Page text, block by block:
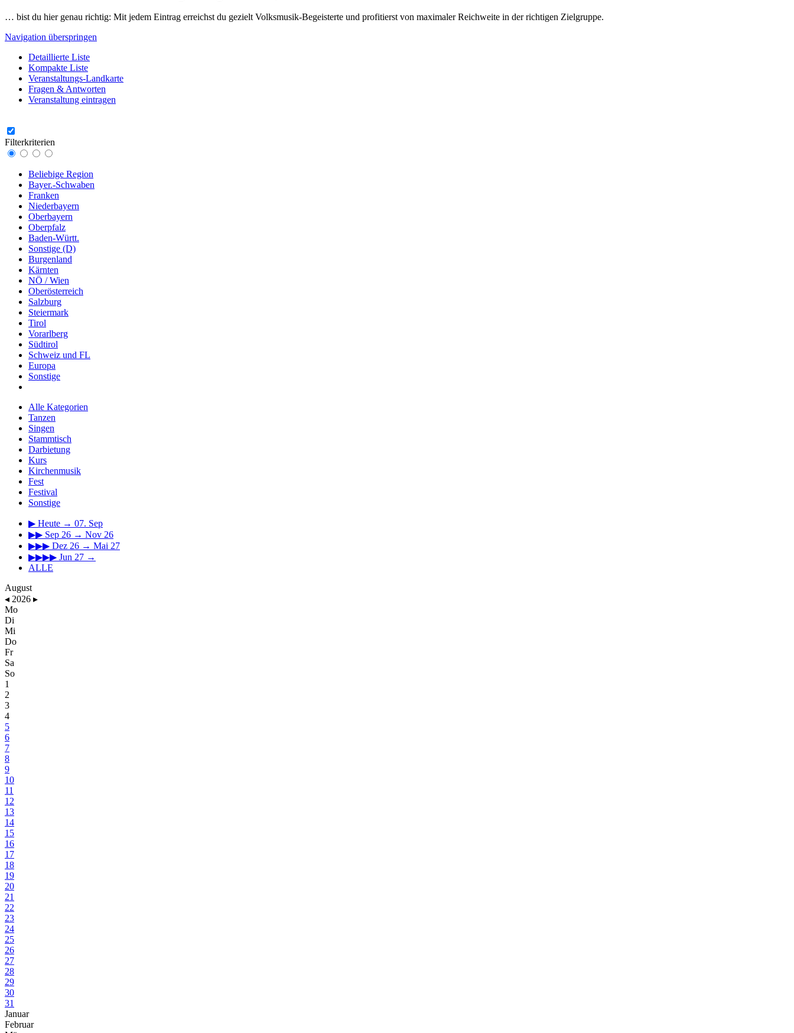
… bist du hier genau richtig: Mit jedem Eintrag erreichst du gezielt Volksmusik-Begeisterte und profitierst von maximaler Reichweite in der richtigen Zielgruppe.
Navigation überspringen
Detaillierte Liste
Kompakte Liste
Veranstaltungs-Landkarte
Fragen & Antworten
Veranstaltung eintragen
Filterkriterien
Beliebige Region
Bayer.-Schwaben
Franken
Niederbayern
Oberbayern
Oberpfalz
Baden-Württ.
Sonstige (D)
Burgenland
Kärnten
NÖ / Wien
Oberösterreich
Salzburg
Steiermark
Tirol
Vorarlberg
Südtirol
Schweiz und FL
Europa
Sonstige
Alle Kategorien
Tanzen
Singen
Stammtisch
Darbietung
Kurs
Kirchenmusik
Fest
Festival
Sonstige
▶ Heute → 07. Sep
▶▶ Sep 26 → Nov 26
▶▶▶ Dez 26 → Mai 27
▶▶▶▶ Jun 27 →
ALLE
August
◂ 2026 ▸
Mo
Di
Mi
Do
Fr
Sa
So
1
2
3
4
5
6
7
8
9
10
11
12
13
14
15
16
17
18
19
20
21
22
23
24
25
26
27
28
29
30
31
Januar
Februar